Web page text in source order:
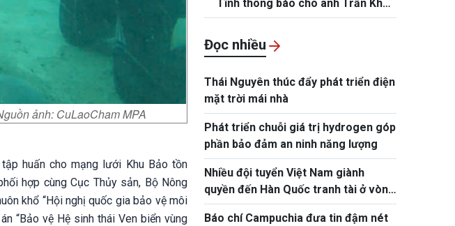
ảnh: CuLaoCham MPA
huấn cho mạng lưới Khu Bảo tồn
hợp cùng Cục Thủy sản, Bộ Nông
khổ “Hội nghị quốc gia bảo vệ môi
“Bảo vệ Hệ sinh thái Ven biển vùng
Tĩnh thông báo cho anh Trần Khắc
Thanh, sinh năm 1988.
Đọc nhiều
Thái Nguyên thúc đẩy phát triển điện
mặt trời mái nhà
Phát triển chuỗi giá trị hydrogen góp
phần bảo đảm an ninh năng lượng
Nhiều đội tuyển Việt Nam giành
quyền đến Hàn Quốc tranh tài ở vòng
chung kết NYPC 2026
Báo chí Campuchia đưa tin đậm nét